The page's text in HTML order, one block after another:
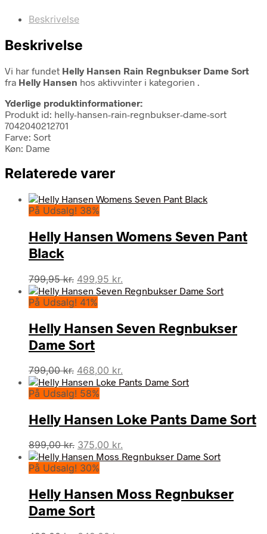
Beskrivelse
Beskrivelse
Vi har fundet Helly Hansen Rain Regnbukser Dame Sort
fra Helly Hansen hos aktivvinter i kategorien .
Yderlige produktinformationer:
Produkt id: helly-hansen-rain-regnbukser-dame-sort
7042040212701
Farve: Sort
Køn: Dame
Relaterede varer
På Udsalg! 38%
Helly Hansen Womens Seven Pant
Black
799,95kr. Den
oprindelige
pris
799,95 kr..
499,95 kr.
aktuelle
499,95 kr..
På Udsalg! 41%
Helly Hansen Seven Regnbukser
Dame Sort
799,00kr. Den
oprindelige
pris
799,00 kr..
468,00 kr.
aktuelle
468,00 kr..
På Udsalg! 58%
Helly Hansen Loke Pants Dame Sort
899,00kr. Den
oprindelige
pris
899,00 kr..
375,00 kr.
aktuelle
375,00 kr..
På Udsalg! 30%
Helly Hansen Moss Regnbukser
Dame Sort